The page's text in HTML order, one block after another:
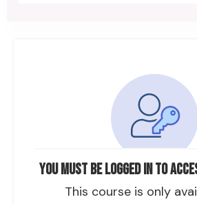
You must be logged in to
This course is only